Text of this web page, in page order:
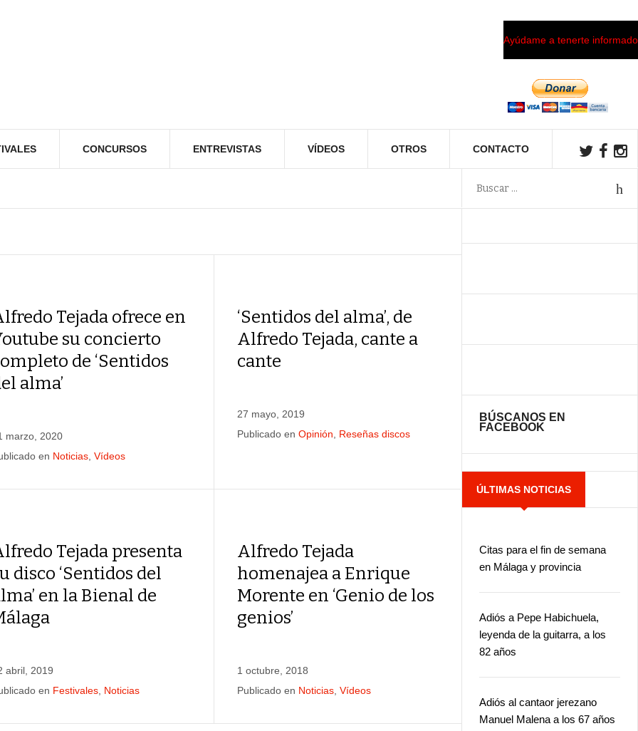
Ayúdame a tenerte informado
CONCURSOS ENTREVISTAS VÍDEOS OTROS CONTACTO
Tejada ofrece en
su concierto
de ‘Sentidos
alma’
marzo, 2020
en Noticias ,Vídeos
‘Sentidos del alma’, de
Alfredo Tejada, cante a
cante
27 mayo, 2019
Publicado enOpinión Reseñas discos
Tejada presenta
disco ‘Sentidos del
en la Bienal de
abril, 2019
en Festivales Noticias
Alfredo Tejada
homenajea a Enrique
Morente en ‘Genio de los
genios’
1 octubre, 2018
Publicado en Noticias ,Vídeos
BÚSCANOS EN
FACEBOOK
ÚLTIMAS NOTICIAS
Citas para el fin de semana
en Málaga y provincia
Adiós a Pepe Habichuela,
leyenda de la guitarra, a los
82 años
Adiós al cantaor jerezano
Manuel Malena a los 67 años